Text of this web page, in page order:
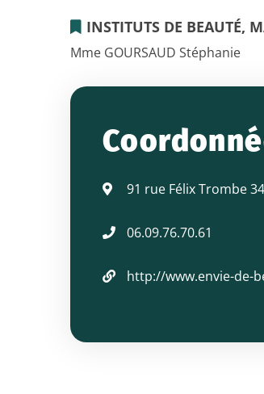
INSTITUTS DE BEAUTÉ,
ENVIE
DE
BEAUTÉ
soins
à
Mme GOURSAUD Stéphanie
91 rue Félix Trombe
06.09.76.70.61
http://www.envie-de-